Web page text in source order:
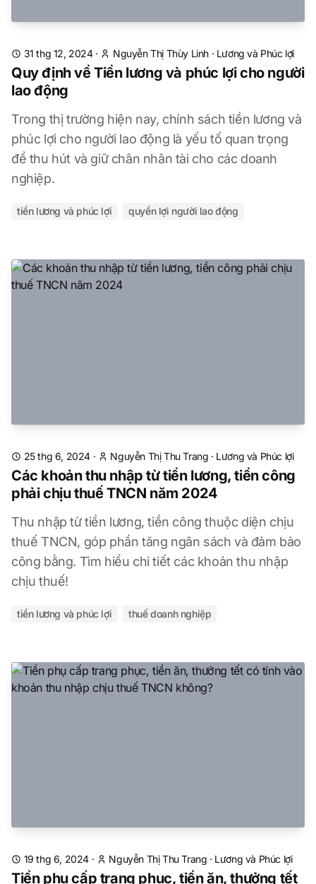
31 thg 12, 2024· Nguyễn Thị Thùy Linh · Lương và Phúc lợi
Quy định về Tiền lương và phúc lợi cho người
lao động
Trong thị trường hiện nay, chính sách tiền lương và
phúc lợi cho người lao động là yếu tố quan trọng
để thu hút và giữ chân nhân tài cho các doanh
nghiệp.
tiền lương và phúc lợi quyền lợi người lao động
25 thg 6, 2024 · Nguyễn Thị Thu Trang · Lương và Phúc lợi
Các khoản thu nhập từ tiền lương, tiền công
phải chịu thuế TNCN năm 2024
Thu nhập từ tiền lương, tiền công thuộc diện chịu
thuế TNCN, góp phần tăng ngân sách và đảm bảo
công bằng. Tìm hiểu chi tiết các khoản thu nhập
chịu thuế!
tiền lương và phúc lợi thuế doanh nghiệp
19 thg 6, 2024 · Nguyễn Thị Thu Trang · Lương và Phúc lợi
Tiền phụ cấp trang phục, tiền ăn, thưởng tết